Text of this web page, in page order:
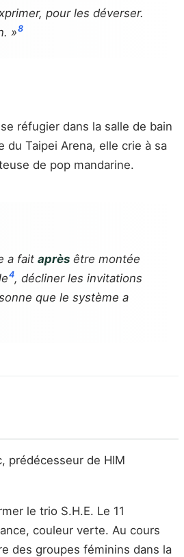
pour les déverser.
»8
réfugier dans la salle de bain
Taipei Arena, elle crie à sa
de pop mandarine.
a fait après être montée
4, décliner les invitations
que le système a
prédécesseur de HIM
le trio S.H.E. Le 11
couleur verte. Au cours
des groupes féminins dans la